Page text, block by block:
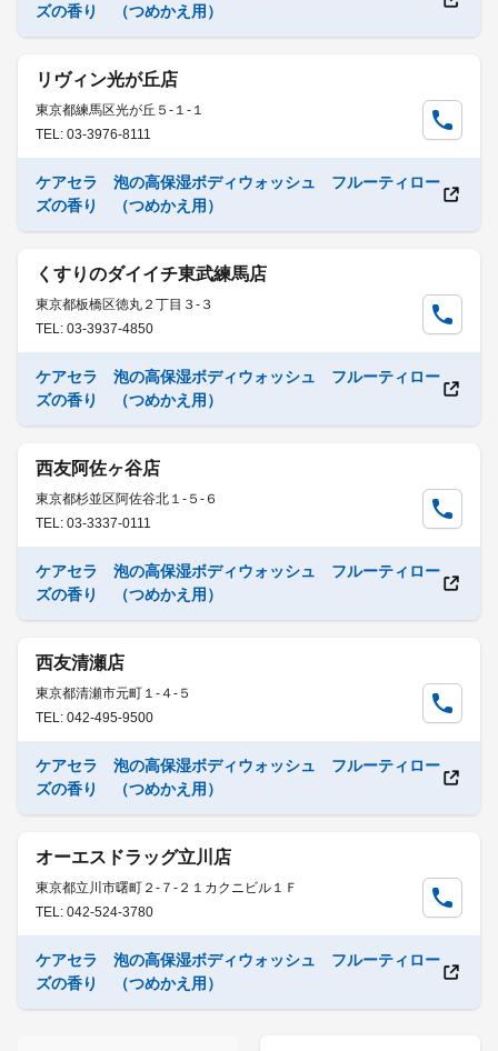
ズの香り （つめかえ用）
リヴィン光が丘店
東京都練馬区光が丘５-１-１
TEL: 03-3976-8111
ケアセラ 泡の高保湿ボディウォッシュ フルーティロー
ズの香り （つめかえ用）
くすりのダイイチ東武練馬店
東京都板橋区徳丸２丁目３-３
TEL: 03-3937-4850
ケアセラ 泡の高保湿ボディウォッシュ フルーティロー
ズの香り （つめかえ用）
西友阿佐ヶ谷店
東京都杉並区阿佐谷北１-５-６
TEL: 03-3337-0111
ケアセラ 泡の高保湿ボディウォッシュ フルーティロー
ズの香り （つめかえ用）
西友清瀬店
東京都清瀬市元町１-４-５
TEL: 042-495-9500
ケアセラ 泡の高保湿ボディウォッシュ フルーティロー
ズの香り （つめかえ用）
オーエスドラッグ立川店
東京都立川市曙町２-７-２１カクニビル１Ｆ
TEL: 042-524-3780
ケアセラ 泡の高保湿ボディウォッシュ フルーティロー
ズの香り （つめかえ用）